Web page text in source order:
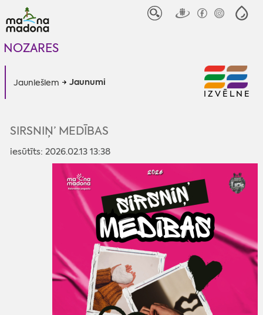
NOZARES
Jauniešiem Jaunumi
IZVĒLNE
SIRSNIŅ’ MEDĪBAS
iesūtīts: 2026.02.13 13:38